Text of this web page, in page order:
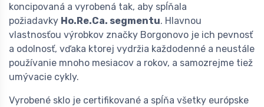
koncipovaná a vyrobená tak, aby spĺňala
požiadavky Ho.Re.Ca. segmentu. Hlavnou
vlastnosťou výrobkov značky Borgonovo je ich pevnosť
a odolnosť, vďaka ktorej vydržia každodenné a neustále
používanie mnoho mesiacov a rokov, a samozrejme tiež
umývacie cykly.
Vyrobené sklo je certifikované a spĺňa všetky európske